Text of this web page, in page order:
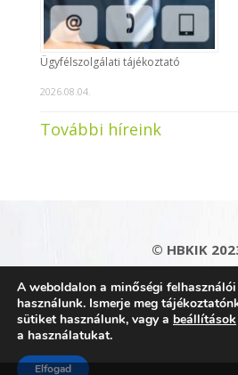
Ügyfélszolgálati tájékoztató
2026.08.04.
További híreink
© HBKIK
Adatkezelési tájékoztató
Kapcsolat|
A weboldalon a minőségi
használunk. Ismerje meg
sütiket használunk, vagy a beállítások
a használatukat.
Elfogad